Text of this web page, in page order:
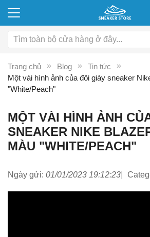
Trang chủ Blog
Tin tức
Một vài hình ảnh của đôi giày sneaker
"White/Peach"
MỘT VÀI HÌNH ẢNH
SNEAKER NIKE
MÀU "WHITE/PEACH"
Ngày gửi: 01/01/2023 19:12:23